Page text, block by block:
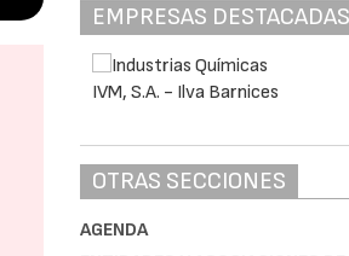
EMPRESAS DESTACADAS
OTRAS SECCIONES
AGENDA